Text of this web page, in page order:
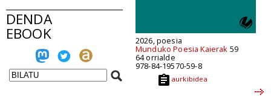
DENDA
EBOOK 2026, poesia
Munduko Poesia Kaierak 59
64 orrialde
978-84-19570-59-8
aurkibidea